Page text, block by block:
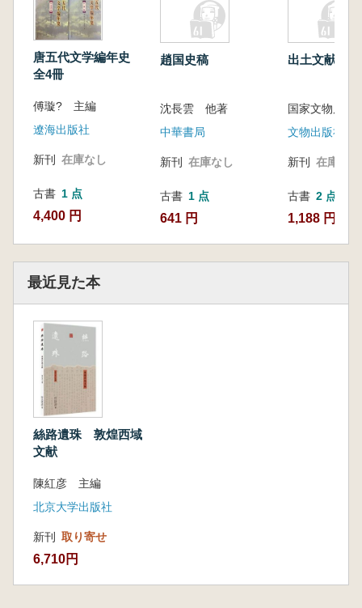
唐五代文学編年史
全4冊
傅璇? 主編
遼海出版社
新刊 在庫なし
古書 1 点
4,400 円
趙国史稿
沈長雲 他著
中華書局
新刊 在庫なし
古書 1 点
641 円
出土文献研
文物出版社
新刊 在庫なし
古書 2 点
1,188 円~
最近見た本
絲路遺珠 敦煌西域
文献
陳紅彦 主編
北京大学出版社
新刊 取り寄せ
6,710円